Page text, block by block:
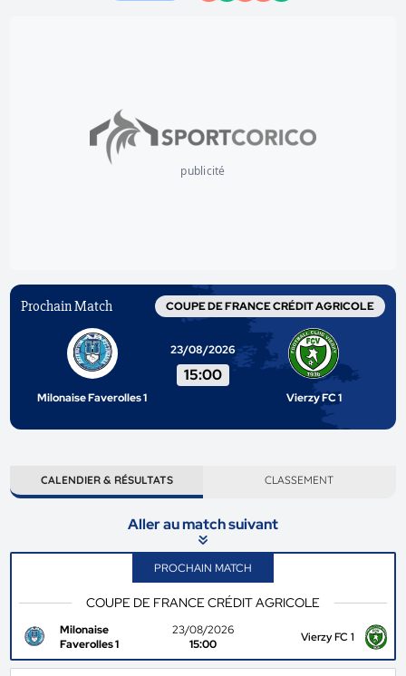
publicité
Prochain Match COUPE DE FRANCE CRÉDIT AGRICOLE
Milonaise Faverolles 1
23/08/2026
15:00
Vierzy FC 1
CALENDIER & RÉSULTATS CLASSEMENT
Aller au match suivant
PROCHAIN MATCH
COUPE DE FRANCE CRÉDIT AGRICOLE
Milonaise
Faverolles 1
23/08/2026
15:00
Vierzy FC 1